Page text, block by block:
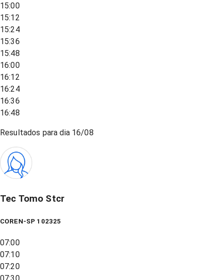
15:00
15:12
15:24
15:36
15:48
16:00
16:12
16:24
16:36
16:48
Resultados para dia 16/08
Tec Tomo Stcr
COREN-SP 102325
07:00
07:10
07:20